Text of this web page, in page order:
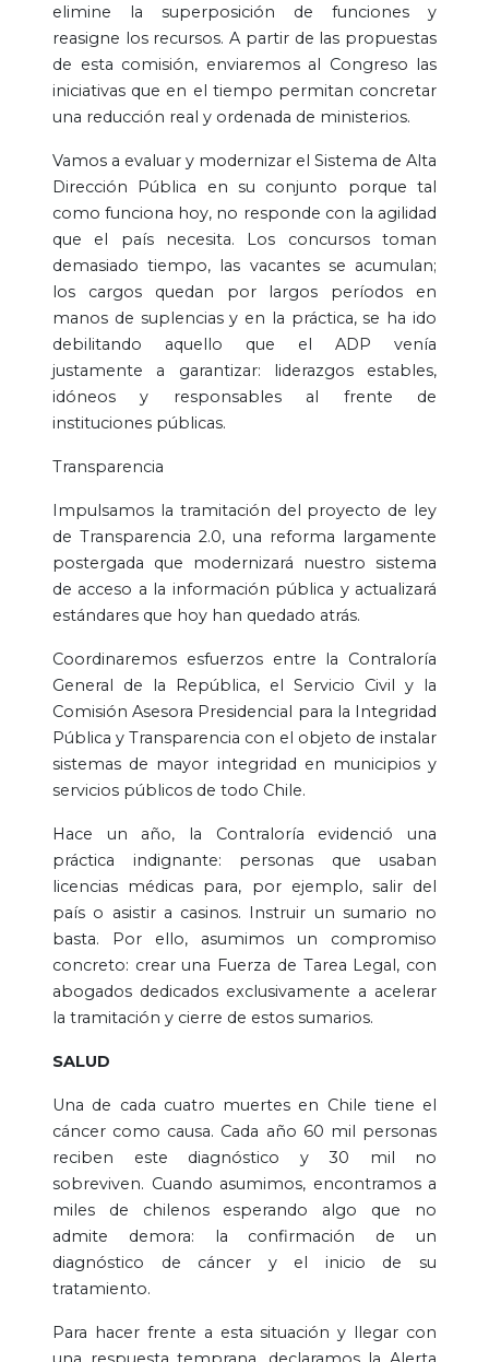
elimine la superposición de funciones y
reasigne los recursos. A partir de las propuestas
de esta comisión, enviaremos al Congreso las
iniciativas que en el tiempo permitan concretar
una reducción real y ordenada de ministerios.
Vamos a evaluar y modernizar el Sistema de Alta
Dirección Pública en su conjunto porque tal
como funciona hoy, no responde con la agilidad
que el país necesita. Los concursos toman
demasiado tiempo, las vacantes se acumulan;
los cargos quedan por largos períodos en
manos de suplencias y en la práctica, se ha ido
debilitando aquello que el ADP venía
justamente a garantizar: liderazgos estables,
idóneos y responsables al frente de
instituciones públicas.
Transparencia
Impulsamos la tramitación del proyecto de ley
de Transparencia 2.0, una reforma largamente
postergada que modernizará nuestro sistema
de acceso a la información pública y actualizará
estándares que hoy han quedado atrás.
Coordinaremos esfuerzos entre la Contraloría
General de la República, el Servicio Civil y la
Comisión Asesora Presidencial para la Integridad
Pública y Transparencia con el objeto de instalar
sistemas de mayor integridad en municipios y
servicios públicos de todo Chile.
Hace un año, la Contraloría evidenció una
práctica indignante: personas que usaban
licencias médicas para, por ejemplo, salir del
país o asistir a casinos. Instruir un sumario no
basta. Por ello, asumimos un compromiso
concreto: crear una Fuerza de Tarea Legal, con
abogados dedicados exclusivamente a acelerar
la tramitación y cierre de estos sumarios.
SALUD
Una de cada cuatro muertes en Chile tiene el
cáncer como causa. Cada año 60 mil personas
reciben este diagnóstico y 30 mil no
sobreviven. Cuando asumimos, encontramos a
miles de chilenos esperando algo que no
admite demora: la confirmación de un
diagnóstico de cáncer y el inicio de su
tratamiento.
Para hacer frente a esta situación y llegar con